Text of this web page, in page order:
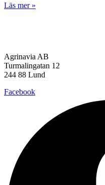
Läs mer »
Agrinavia AB
Turmalingatan 12
244 88 Lund
Facebook